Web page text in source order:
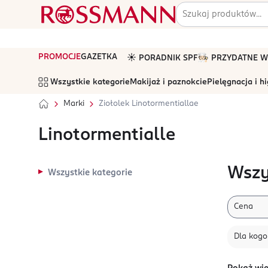
PROMOCJEGAZETKA ☀️ PORADNIK SPF🧑🏻‍🍳 PRZYDATNE
Wszystkie kategorie Makijaż i paznokcie Pielęgnacja i
Marki Ziołolek Linotormentiallae
Linotormentialle
Wszystkie kategorie
Cena
Dla kogo